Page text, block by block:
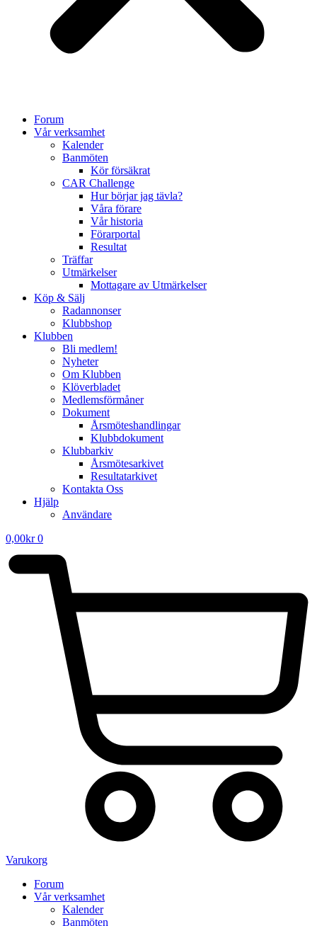
Forum
Vår verksamhet
Kalender
Banmöten
Kör försäkrat
CAR Challenge
Hur börjar jag tävla?
Våra förare
Vår historia
Förarportal
Resultat
Träffar
Utmärkelser
Mottagare av Utmärkelser
Köp & Sälj
Radannonser
Klubbshop
Klubben
Bli medlem!
Nyheter
Om Klubben
Klöverbladet
Medlemsförmåner
Dokument
Årsmöteshandlingar
Klubbdokument
Klubbarkiv
Årsmötesarkivet
Resultatarkivet
Kontakta Oss
Hjälp
Användare
0,00kr 0
Varukorg
Forum
Vår verksamhet
Kalender
Banmöten